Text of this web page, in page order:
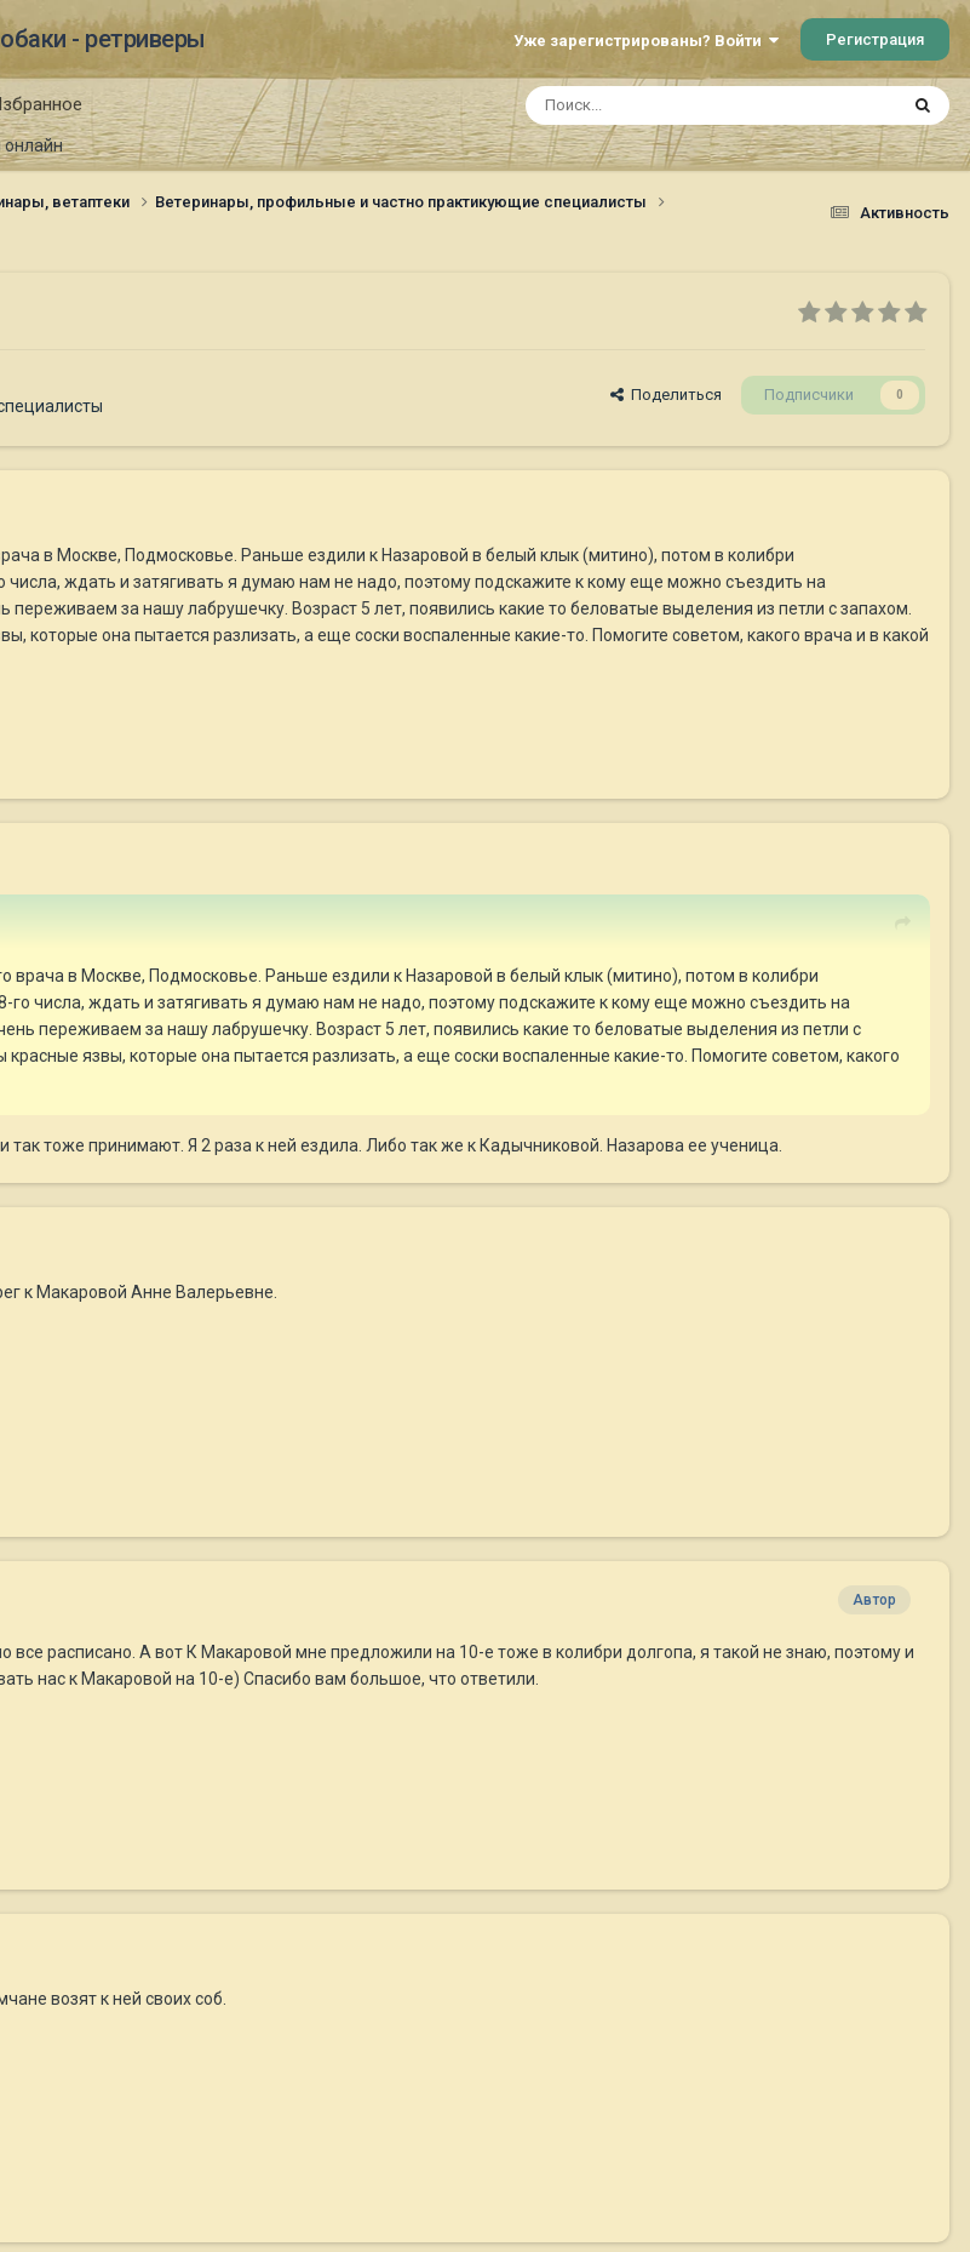
- ретриверы Уже зарегистрированы? Войти Регистрация
онлайн
Активность
ветаптеки
Ветеринары, профильные и частно практикующие специалисты
Поделиться Подписчики 0
в Москве, Подмосковье. Раньше ездили к Назаровой в белый клык (митино), потом в колибри
ждать и затягивать я думаю нам не надо, поэтому подскажите к кому еще можно съездить на
за нашу лабрушечку. Возраст 5 лет, появились какие то беловатые выделения из петли с запахом.
которые она пытается разлизать, а еще соски воспаленные какие-то. Помогите советом, какого врача и в какой
врача в Москве, Подмосковье. Раньше ездили к Назаровой в белый клык (митино), потом в колибри
числа, ждать и затягивать я думаю нам не надо, поэтому подскажите к кому еще можно съездить на
переживаем за нашу лабрушечку. Возраст 5 лет, появились какие то беловатые выделения из петли с
язвы, которые она пытается разлизать, а еще соски воспаленные какие-то. Помогите советом, какого
так тоже принимают. Я 2 раза к ней ездила. Либо так же к Кадычниковой. Назарова ее ученица.
к Макаровой Анне Валерьевне.
Автор
все расписано. А вот К Макаровой мне предложили на 10-е тоже в колибри долгопа, я такой не знаю, поэтому и
нас к Макаровой на 10-е) Спасибо вам большое, что ответили.
возят к ней своих соб.